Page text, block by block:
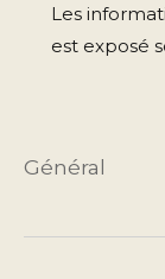
Les
est exposé
général